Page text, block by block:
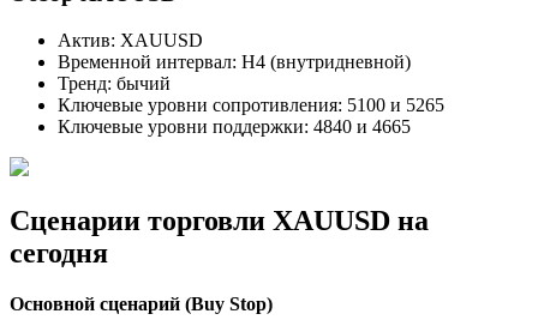
Актив: XAUUSD
Временной интервал: H4 (внутридневной)
Тренд: бычий
Ключевые уровни сопротивления: 5100 и 5265
Ключевые уровни поддержки: 4840 и 4665
Сценарии торговли XAUUSD на
сегодня
Основной сценарий (Buy Stop)